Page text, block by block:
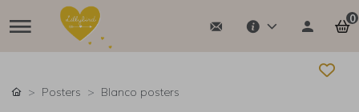
0
Posters Blanco posters